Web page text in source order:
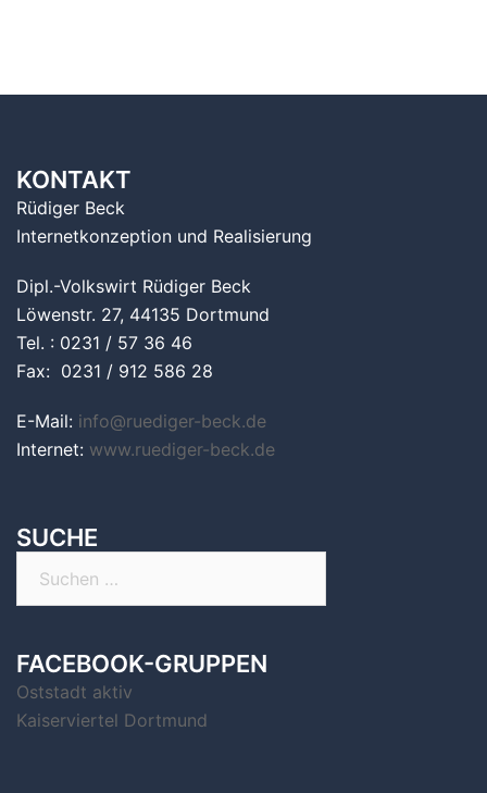
KONTAKT
Rüdiger Beck
Internetkonzeption und Realisierung
Dipl.-Volkswirt Rüdiger Beck
Löwenstr. 27, 44135 Dortmund
Tel. : 0231 / 57 36 46
Fax: 0231 / 912 586 28
E-Mail: info@ruediger-beck.de
Internet: www.ruediger-beck.de
SUCHE
nach:
FACEBOOK-GRUPPEN
Oststadt aktiv
Kaiserviertel Dortmund